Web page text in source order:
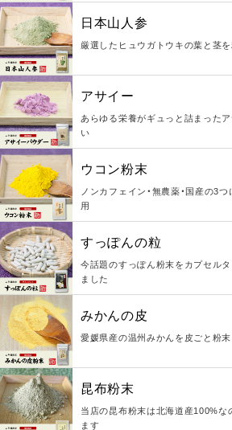
日本山人参
厳選したヒュウガトウキの葉と茎
アサイー
あらゆる栄養がギュっと詰まった
い
ウコン粉末
ノンカフェイン・無農薬・国産の3
用
すっぽんの粒
今話題のすっぽん粉末をカプセル
ました
みかんの皮
愛媛県産の温州みかんを皮ごと粉
昆布粉末
当店の昆布粉末は北海道産100%な
ます